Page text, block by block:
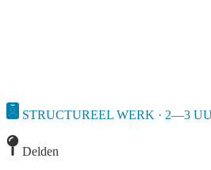
STRUCTUREEL WERK · 2—3
Delden